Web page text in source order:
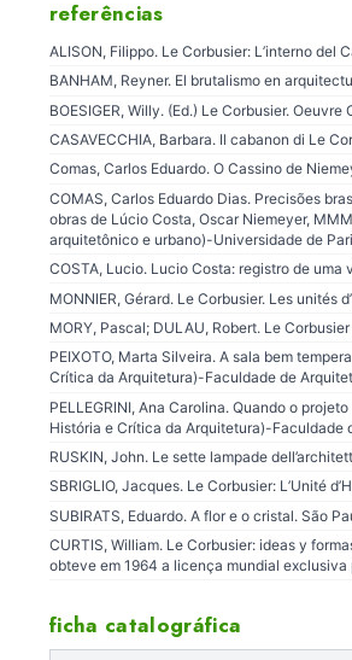
referências
ALISON, Filippo. Le Corbusier: L’interno del
BANHAM, Reyner. El brutalismo en
BOESIGER, Willy. (Ed.) Le Corbusier.
CASAVECCHIA, Barbara. Il cabanon di Le
Comas, Carlos Eduardo. O Cassino de
COMAS, Carlos Eduardo Dias. Precisões
obras de Lúcio Costa, Oscar Niemeyer,
arquitetônico e urbano)-Universidade de
COSTA, Lucio. Lucio Costa: registro de uma
MONNIER, Gérard. Le Corbusier. Les unités
MORY, Pascal; DULAU, Robert. Le
PEIXOTO, Marta Silveira. A sala bem
Crítica da Arquitetura)-Faculdade de
PELLEGRINI, Ana Carolina. Quando o
História e Crítica da Arquitetura)-Faculdade
RUSKIN, John. Le sette lampade
SBRIGLIO, Jacques. Le Corbusier: L’Unité
SUBIRATS, Eduardo. A flor e o cristal. São
CURTIS, William. Le Corbusier: ideas y
obteve em 1964 a licença mundial
ficha catalográfica